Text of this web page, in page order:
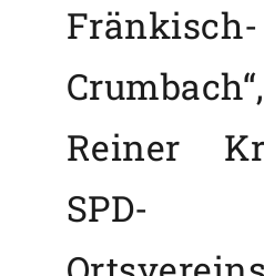
Fränkisch-
Reiner
SPD-